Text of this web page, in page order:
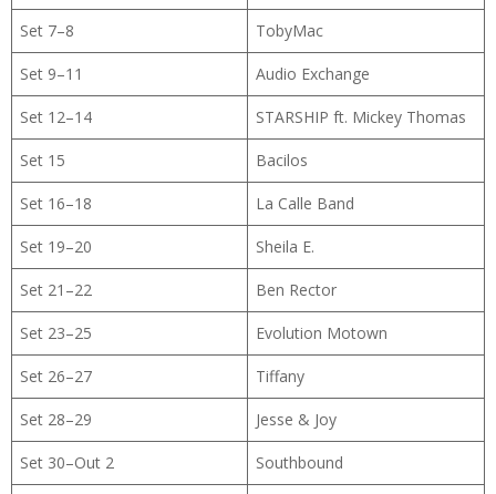
Set 7–8 TobyMac
Set 9–11 Audio Exchange
Set 12–14 STARSHIP ft. Mickey Thomas
Set 15 Bacilos
Set 16–18 La Calle Band
Set 19–20 Sheila E.
Set 21–22 Ben Rector
Set 23–25 Evolution Motown
Set 26–27 Tiffany
Set 28–29 Jesse & Joy
Set 30–Out 2 Southbound